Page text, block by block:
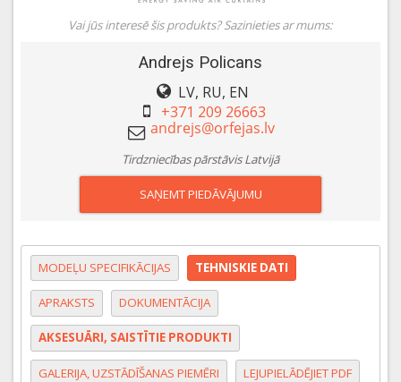
Vai jūs interesē šis produkts? Sazinieties ar mums:
Andrejs Policans
LV, RU, EN
+371 209 26663
Tirdzniecības pārstāvis Latvijā
SAŅEMT PIEDĀVĀJUMU
MODEĻU SPECIFIKĀCIJAS TEHNISKIE DATI
APRAKSTS DOKUMENTĀCIJA
AKSESUĀRI, SAISTĪTIE PRODUKTI
GALERIJA, UZSTĀDĪŠANAS PIEMĒRI LEJUPIELĀDĒJIET PDF